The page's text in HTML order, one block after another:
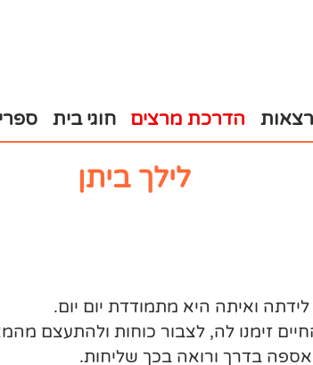
הדרכת מרצים חוגי בית
לילך ביתן
ואיתה היא מתמודדת יום יום.
זימנו לה, לצבור כוחות ולהתעצם
בדרך ורואה בכך שליחות.